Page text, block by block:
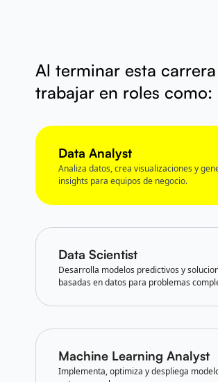
Al terminar esta
trabajar en roles como:
Data Analyst
Analiza datos, crea visualizaciones y
insights para equipos de negocio.
Data Scientist
Desarrolla modelos predictivos y
basadas en datos para problemas
Machine Learning Analyst
Implementa, optimiza y despliega